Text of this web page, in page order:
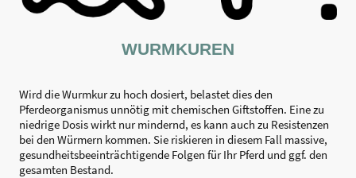
WURMKUREN
Wird die Wurmkur zu hoch dosiert, belastet dies den
Pferdeorganismus unnötig mit chemischen Giftstoffen. Eine zu
niedrige Dosis wirkt nur mindernd, es kann auch zu Resistenzen
bei den Würmern kommen. Sie riskieren in diesem Fall massive,
gesundheitsbeeinträchtigende Folgen für Ihr Pferd und ggf. den
gesamten Bestand.